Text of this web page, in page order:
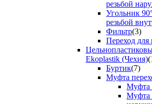
резьбой
Угольник
резьбой
Фильтр(3)
Переход для
Ekoplastik (Чехия)
Буртик(7)
Муфта
Муфта
Муфта